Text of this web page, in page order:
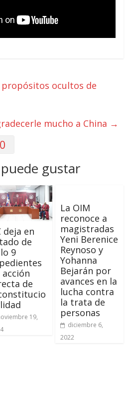
propósitos ocultos de
mucho a China →
0
gustar
deja en
de
9
acción
de
19,
La OIM
reconoce a
magistradas
Yeni Berenice
Reynoso y
Yohanna
Bejarán por
avances en la
lucha contra
la trata de
personas
diciembre 6,
2022